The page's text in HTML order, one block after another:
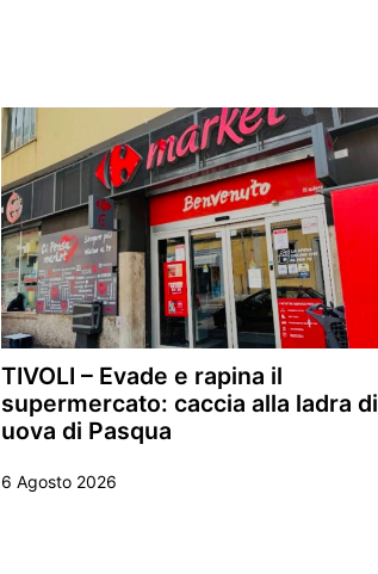
TIVOLI – Evade e rapina il
supermercato: caccia alla ladra di
uova di Pasqua
6 Agosto 2026